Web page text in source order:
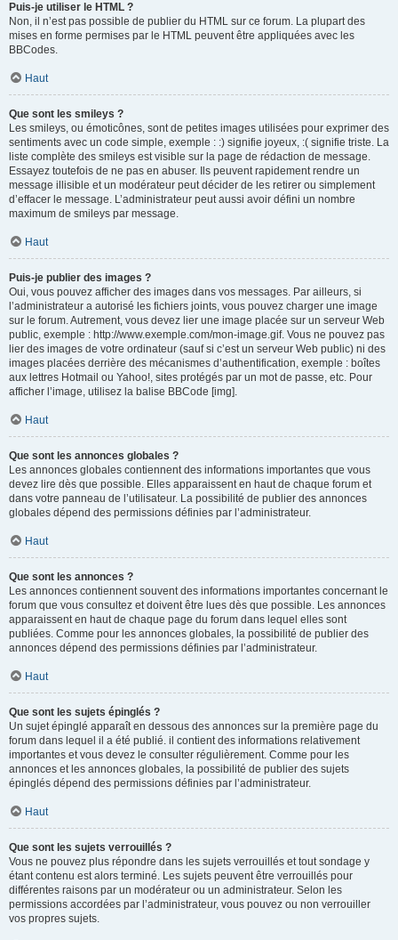
Puis-je utiliser le HTML ?
Non, il n’est pas possible de publier du HTML sur ce forum. La plupart des
mises en forme permises par le HTML peuvent être appliquées avec les
BBCodes.
Haut
Que sont les smileys ?
Les smileys, ou émoticônes, sont de petites images utilisées pour exprimer des
sentiments avec un code simple, exemple : :) signifie joyeux, :( signifie triste. La
liste complète des smileys est visible sur la page de rédaction de message.
Essayez toutefois de ne pas en abuser. Ils peuvent rapidement rendre un
message illisible et un modérateur peut décider de les retirer ou simplement
d’effacer le message. L’administrateur peut aussi avoir défini un nombre
maximum de smileys par message.
Haut
Puis-je publier des images ?
Oui, vous pouvez afficher des images dans vos messages. Par ailleurs, si
l’administrateur a autorisé les fichiers joints, vous pouvez charger une image
sur le forum. Autrement, vous devez lier une image placée sur un serveur Web
public, exemple : http://www.exemple.com/mon-image.gif. Vous ne pouvez pas
lier des images de votre ordinateur (sauf si c’est un serveur Web public) ni des
images placées derrière des mécanismes d’authentification, exemple : boîtes
aux lettres Hotmail ou Yahoo!, sites protégés par un mot de passe, etc. Pour
afficher l’image, utilisez la balise BBCode [img].
Haut
Que sont les annonces globales ?
Les annonces globales contiennent des informations importantes que vous
devez lire dès que possible. Elles apparaissent en haut de chaque forum et
dans votre panneau de l’utilisateur. La possibilité de publier des annonces
globales dépend des permissions définies par l’administrateur.
Haut
Que sont les annonces ?
Les annonces contiennent souvent des informations importantes concernant le
forum que vous consultez et doivent être lues dès que possible. Les annonces
apparaissent en haut de chaque page du forum dans lequel elles sont
publiées. Comme pour les annonces globales, la possibilité de publier des
annonces dépend des permissions définies par l’administrateur.
Haut
Que sont les sujets épinglés ?
Un sujet épinglé apparaît en dessous des annonces sur la première page du
forum dans lequel il a été publié. il contient des informations relativement
importantes et vous devez le consulter régulièrement. Comme pour les
annonces et les annonces globales, la possibilité de publier des sujets
épinglés dépend des permissions définies par l’administrateur.
Haut
Que sont les sujets verrouillés ?
Vous ne pouvez plus répondre dans les sujets verrouillés et tout sondage y
étant contenu est alors terminé. Les sujets peuvent être verrouillés pour
différentes raisons par un modérateur ou un administrateur. Selon les
permissions accordées par l’administrateur, vous pouvez ou non verrouiller
vos propres sujets.